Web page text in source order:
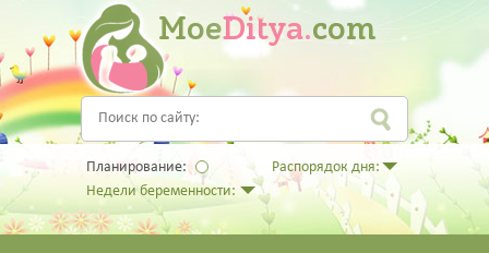
MoeDitya.com
Планирование:
Распорядок дня:
Недели беременности: